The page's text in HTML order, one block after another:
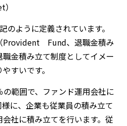
のように定義されています。
Provident Fund、退職金積み
金積み立て制度としてイメー
すいです。
範囲で、ファンド運用会社に
に、企業も従業員の積み立て
社に積み立てを行います。従